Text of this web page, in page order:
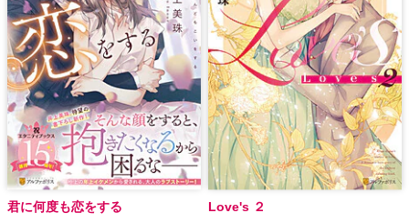
君に何度も恋をする Love's ２